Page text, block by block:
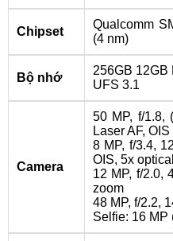
Chipset
Qualcomm
(4 nm)
Bộ nhớ
256GB 12GB
UFS 3.1
Camera
50 MP, f/1.8,
Laser AF, OIS
8 MP, f/3.4,
OIS, 5x
12 MP, f/2.0,
zoom
48 MP, f/2.2,
Selfie: 16 MP